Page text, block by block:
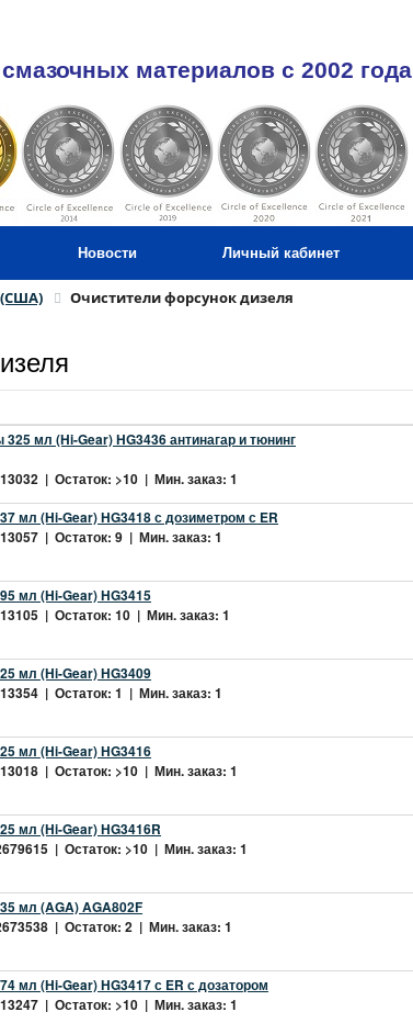
материалов c 2002 года
Новости Личный кабинет
Очистители форсунок дизеля
мл (Hi-Gear) HG3436 антинагар и тюнинг
| Остаток: >10 | Мин. заказ: 1
мл (Hi-Gear) HG3418 с дозиметром с ER
| Остаток: 9 | Мин. заказ: 1
мл (Hi-Gear) HG3415
| Остаток: 10 | Мин. заказ: 1
мл (Hi-Gear) HG3409
| Остаток: 1 | Мин. заказ: 1
мл (Hi-Gear) HG3416
| Остаток: >10 | Мин. заказ: 1
мл (Hi-Gear) HG3416R
| Остаток: >10 | Мин. заказ: 1
мл (AGA) AGA802F
| Остаток: 2 | Мин. заказ: 1
мл (Hi-Gear) HG3417 с ER с дозатором
| Остаток: >10 | Мин. заказ: 1